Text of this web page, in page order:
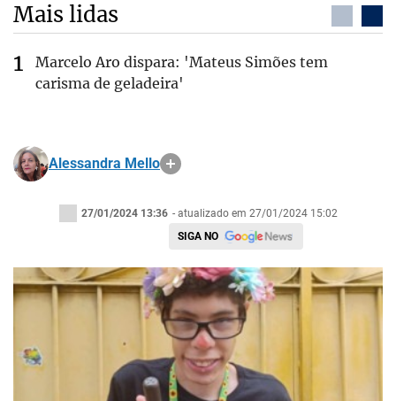
Mais lidas
Marcelo Aro dispara: 'Mateus Simões tem
carisma de geladeira'
Alessandra Mello
27/01/2024 13:36 - atualizado em 27/01/2024 15:02
SIGA NO